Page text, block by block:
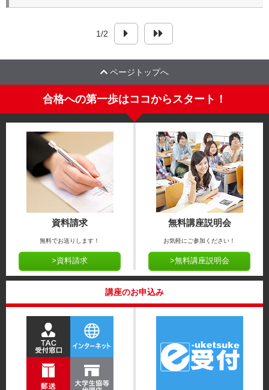
1/2
ページトップへ
合格への第一歩はココからスタート！
資料請求
無料でお送りします！
>資料請求
無料講座説明会
お気軽にご参加ください！
>無料講座説明会
講座のお申込み